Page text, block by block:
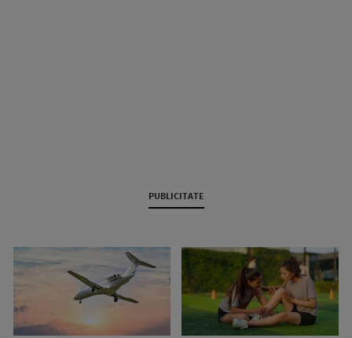
PUBLICITATE